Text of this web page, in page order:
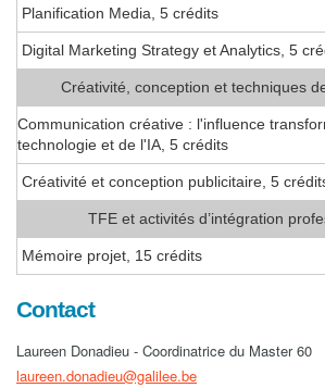
Planification Media, 5 crédits
Digital Marketing Strategy et Analytics, 5
Créativité, conception et techniques
Communication créative : l'influence
technologie et de l'IA, 5 crédits
Créativité et conception publicitaire, 5
TFE et activités d’intégration
Mémoire projet, 15 crédits
Contact
Laureen Donadieu - Coordinatrice du Master 60
laureen.donadieu@galilee.be